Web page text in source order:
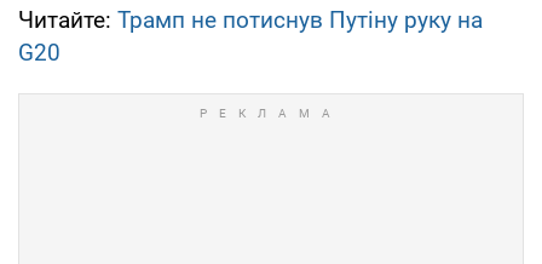
Читайте: Трамп не потиснув Путіну руку на
G20